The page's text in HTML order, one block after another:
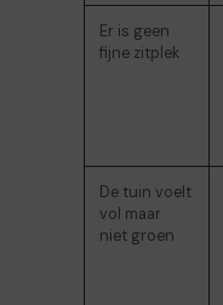
Er is geen
fijne zitplek
De tuin voelt
vol maar
niet groen